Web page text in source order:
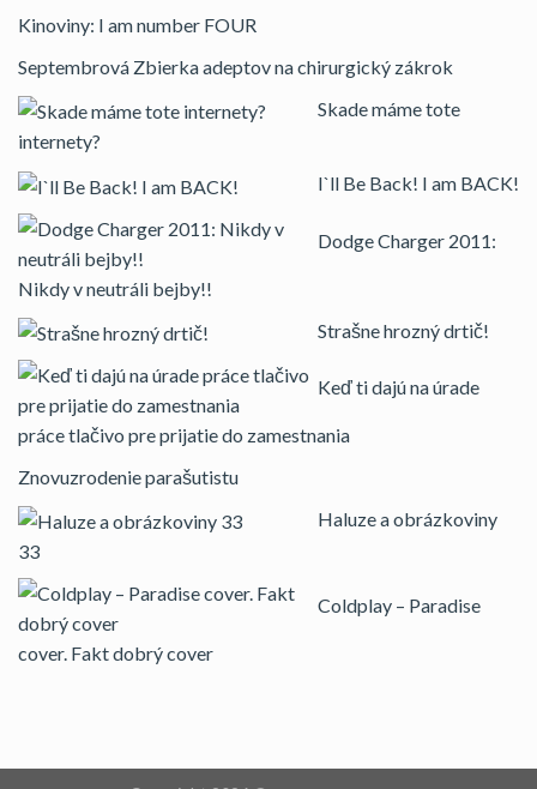
Kinoviny: I am number FOUR
Septembrová Zbierka adeptov na chirurgický zákrok
Skade máme tote
internety?
I`ll Be Back! I am BACK!
Dodge Charger 2011:
Nikdy v neutráli bejby!!
Strašne hrozný drtič!
Keď ti dajú na úrade
práce tlačivo pre prijatie do zamestnania
Znovuzrodenie parašutistu
Haluze a obrázkoviny
33
Coldplay – Paradise
cover. Fakt dobrý cover